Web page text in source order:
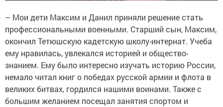
– Мои дети Максим и Данил приняли решение стать
профессиональными военными. Старший сын, Максим,
окончил Тетюшскую кадетскую школу-интернат. Учеба
ему нравилась, увлекался историей и общество­
знанием. Ему было интересно изучать историю России,
немало читал книг о победах русской армии и флота в
великих битвах, гордился нашими воинами. Также с
большим желанием посещал занятия спортом и